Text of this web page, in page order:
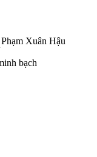
Xuân Hậu
bạch